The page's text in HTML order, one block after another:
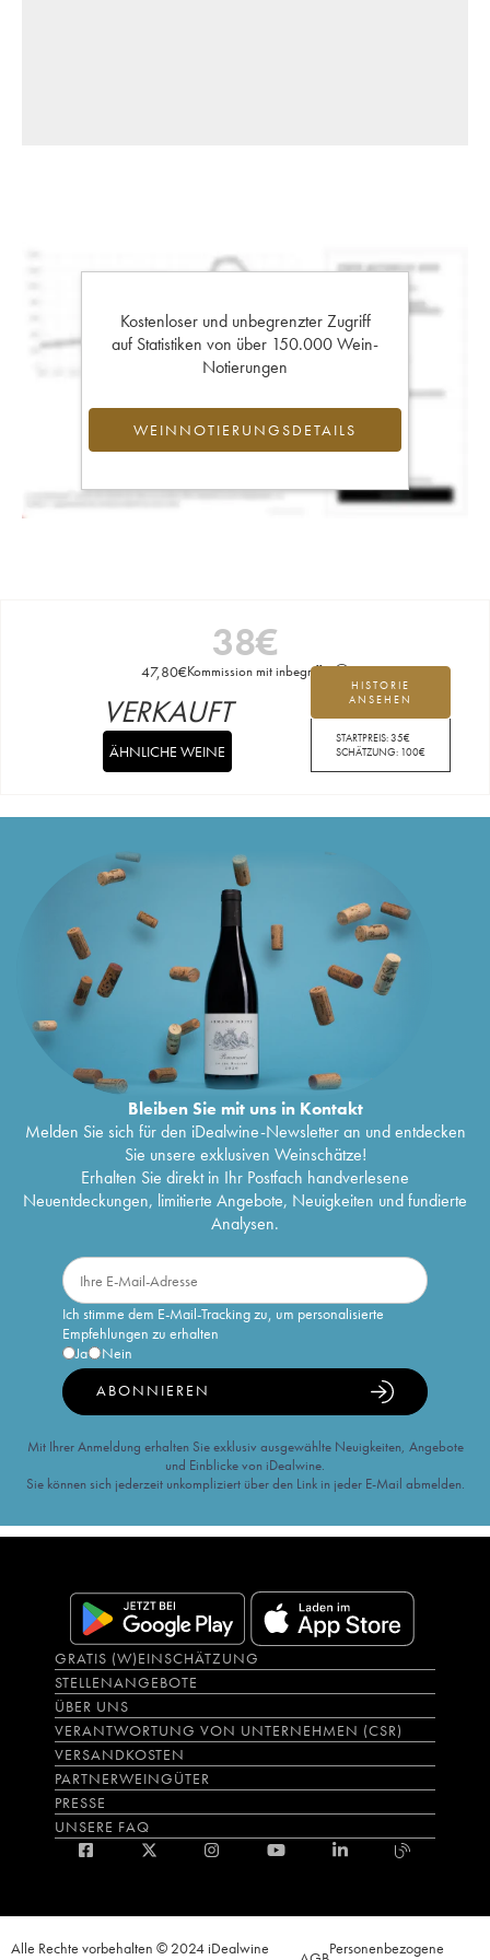
Kostenloser und unbegrenzter Zugriff
auf Statistiken von über 150.000 Wein-
Notierungen
WEINNOTIERUNGSDETAILS
38€
47,80€Kommission mit inbegriffen
HISTORIE
ANSEHEN
STARTPREIS:35€
SCHÄTZUNG: 100€
VERKAUFT
ÄHNLICHE WEINE
Bleiben Sie mit uns in Kontakt
Melden Sie sich für den iDealwine-Newsletter an und entdecken
Sie unsere exklusiven Weinschätze!
Erhalten Sie direkt in Ihr Postfach handverlesene
Neuentdeckungen, limitierte Angebote, Neuigkeiten und fundierte
Analysen.
Ich stimme dem E-Mail-Tracking zu, um personalisierte
Empfehlungen zu erhalten
Ja
Nein
ABONNIEREN
Mit Ihrer Anmeldung erhalten Sie exklusiv ausgewählte Neuigkeiten, Angebote
und Einblicke von iDealwine.
Sie können sich jederzeit unkompliziert über den Link in jeder E-Mail abmelden.
GRATIS (W)EINSCHÄTZUNG
STELLENANGEBOTE
ÜBER UNS
VERANTWORTUNG VON UNTERNEHMEN (CSR)
VERSANDKOSTEN
PARTNERWEINGÜTER
PRESSE
UNSERE FAQ
Alle Rechte vorbehalten © 2024 iDealwine
Personenbezogene